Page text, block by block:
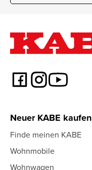
Neuer KABE kaufen
Finde meinen KABE
Wohnmobile
Wohnwagen